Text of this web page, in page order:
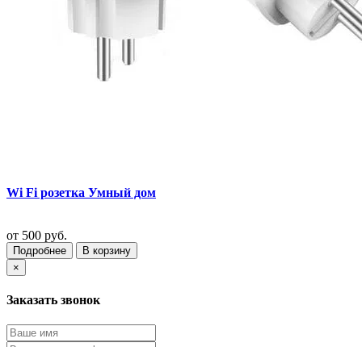
Wi Fi розетка Умный дом
от 500 руб.
Подробнее
В корзину
×
Заказать звонок